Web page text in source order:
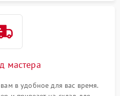
мастера
в удобное для вас время.